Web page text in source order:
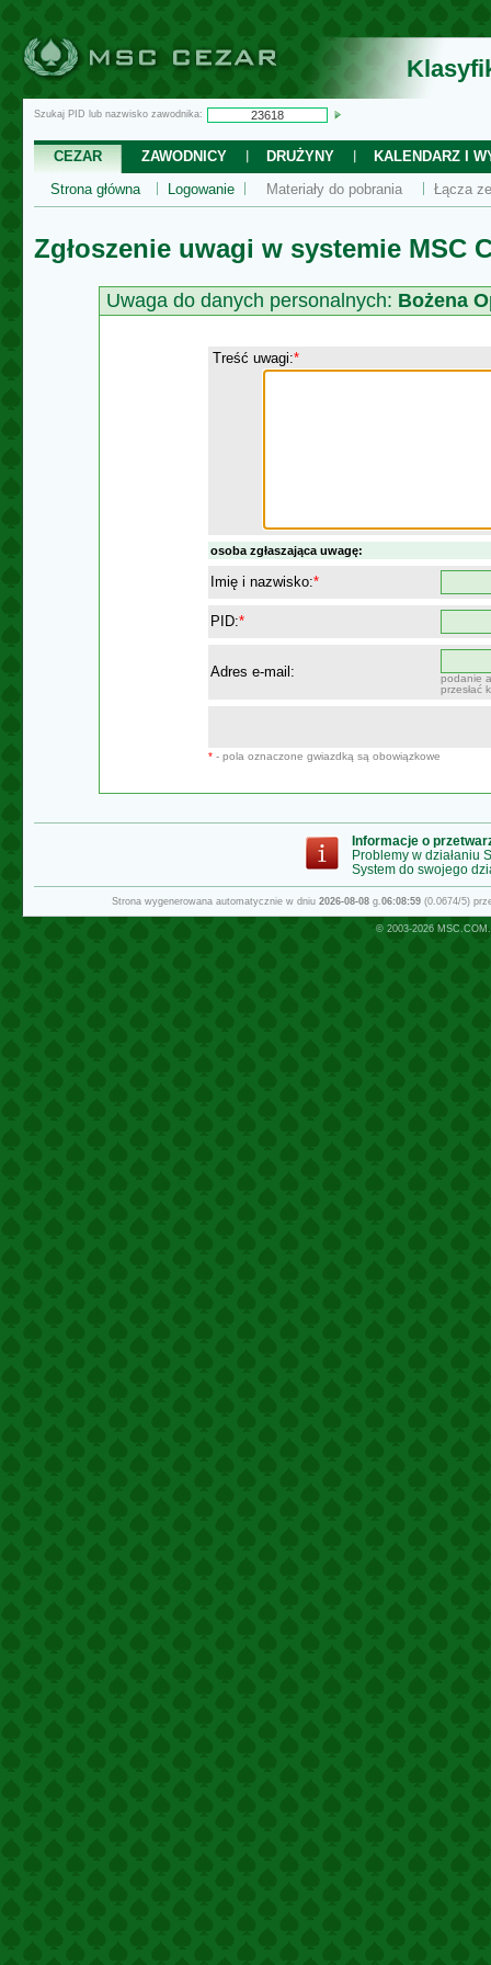
Szukaj PID lub nazwisko zawodnika:
CEZAR ZAWODNICY DRUŻYNY
KALENDARZ I
Strona główna
Logowanie Materiały do pobrania Łącza
Zgłoszenie uwagi w systemie MSC
Uwaga do danych personalnych: Bożena
Treść uwagi:*
osoba zgłaszająca uwagę:
Imię i nazwisko:*
PID:*
Adres e-mail:
podanie
przesłać
* - pola oznaczone gwiazdką są obowiązkowe
Informacje o
Problemy w działaniu
System do swojego
Strona wygenerowana automatycznie w dniu 2026-08-08g.06:08:59(0.0674/5)
© 2003-2026